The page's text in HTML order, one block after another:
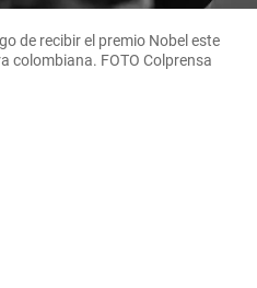
de recibir el premio Nobel este
colombiana. FOTO Colprensa